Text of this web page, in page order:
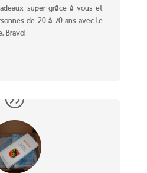
super grâce à vous et
de 20 à 70 ans avec le
Bravo!